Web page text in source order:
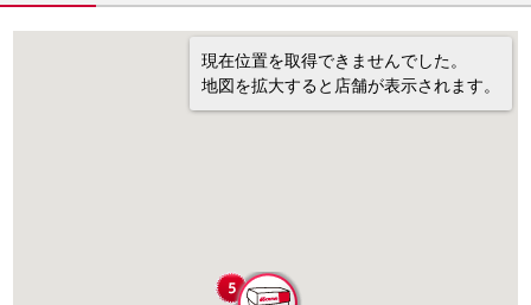
現在位置を取得できませんでした。
地図を拡大すると店舗が表示されます。